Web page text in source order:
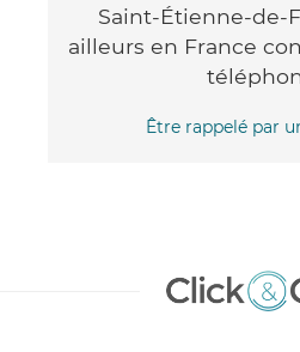
Saint-Étienne-de-
ailleurs en France
Être rappelé par